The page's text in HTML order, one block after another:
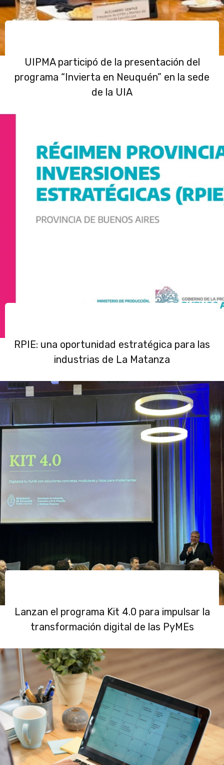
UIPMA participó de la presentación del
programa “Invierta en Neuquén” en la sede
de la UIA
RPIE: una oportunidad estratégica para las
industrias de La Matanza
Lanzan el programa Kit 4.0 para impulsar la
transformación digital de las PyMEs